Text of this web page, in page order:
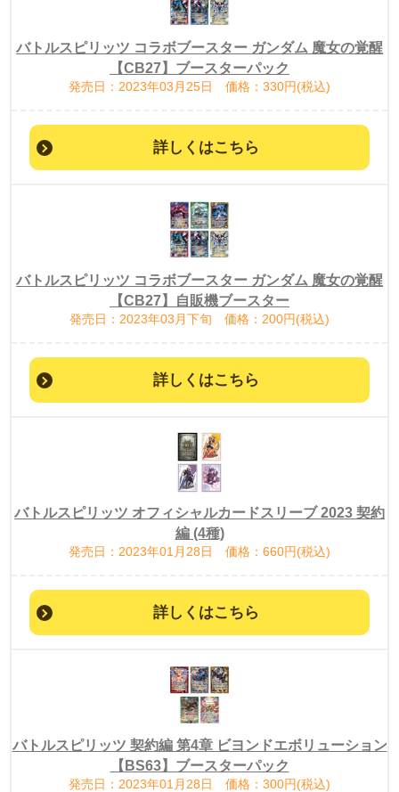
バトルスピリッツ コラボブースター ガンダム 魔女の覚醒
【CB27】ブースターパック
発売日：2023年03月25日 価格：330円(税込)
詳しくはこちら
バトルスピリッツ コラボブースター ガンダム 魔女の覚醒
【CB27】自販機ブースター
発売日：2023年03月下旬 価格：200円(税込)
詳しくはこちら
バトルスピリッツ オフィシャルカードスリーブ 2023 契約
編 (4種)
発売日：2023年01月28日 価格：660円(税込)
詳しくはこちら
バトルスピリッツ 契約編 第4章 ビヨンドエボリューション
【BS63】ブースターパック
発売日：2023年01月28日 価格：300円(税込)